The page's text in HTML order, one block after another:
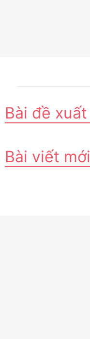
Bài đề xuất
Bài viết mới